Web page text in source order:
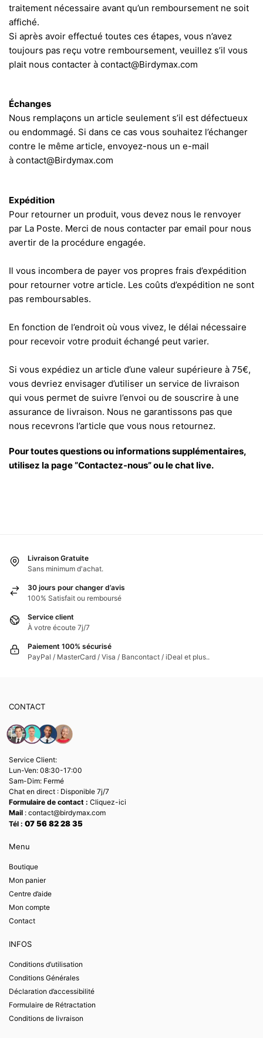
traitement nécessaire avant qu’un remboursement ne soit
affiché.
Si après avoir effectué toutes ces étapes, vous n’avez
toujours pas reçu votre remboursement, veuillez s’il vous
plait nous contacter à contact@Birdymax.com
Échanges
Nous remplaçons un article seulement s’il est défectueux
ou endommagé. Si dans ce cas vous souhaitez l’échanger
contre le même article, envoyez-nous un e-mail
à contact@Birdymax.com
Expédition
Pour retourner un produit, vous devez nous le renvoyer
par La Poste. Merci de nous contacter par email pour nous
avertir de la procédure engagée.
Il vous incombera de payer vos propres frais d’expédition
pour retourner votre article. Les coûts d’expédition ne sont
pas remboursables.
En fonction de l’endroit où vous vivez, le délai nécessaire
pour recevoir votre produit échangé peut varier.
Si vous expédiez un article d’une valeur supérieure à 75€,
vous devriez envisager d’utiliser un service de livraison
qui vous permet de suivre l’envoi ou de souscrire à une
assurance de livraison. Nous ne garantissons pas que
nous recevrons l’article que vous nous retournez.
Pour toutes questions ou informations supplémentaires,
utilisez la page “Contactez-nous” ou le chat live.
Livraison Gratuite
Sans minimum d'achat.
30 jours pour changer d’avis
100% Satisfait ou remboursé
Service client
À votre écoute 7j/7
Paiement 100% sécurisé
PayPal / MasterCard / Visa / Bancontact / iDeal et plus..
CONTACT
Service Client:
Lun-Ven: 08:30-17:00
Sam-Dim: Fermé
Chat en direct : Disponible 7j/7
Formulaire de contact : Cliquez-ici
Mail : contact@birdymax.com
Tél : 07 56 82 28 35
Menu
Boutique
Mon panier
Centre d’aide
Mon compte
Contact
INFOS
Conditions d’utilisation
Conditions Générales
Déclaration d’accessibilité
Formulaire de Rétractation
Conditions de livraison